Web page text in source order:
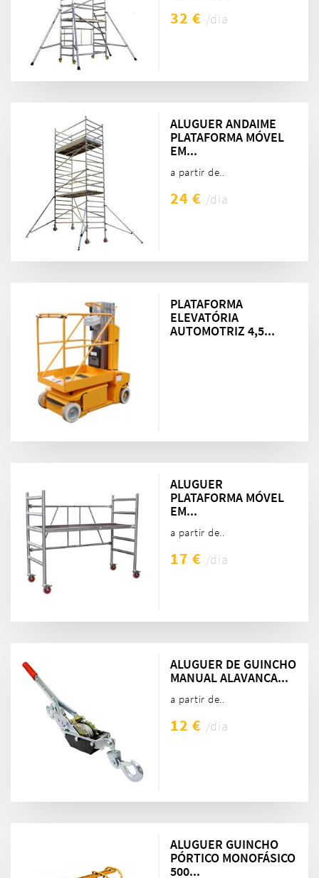
32 € /dia
ALUGUER ANDAIME
PLATAFORMA MÓVEL
EM...
a partir de..
24 € /dia
PLATAFORMA
ELEVATÓRIA
AUTOMOTRIZ 4,5...
ALUGUER
PLATAFORMA MÓVEL
EM...
a partir de..
17 € /dia
ALUGUER DE GUINCHO
MANUAL ALAVANCA...
a partir de..
12 € /dia
ALUGUER GUINCHO
PÓRTICO MONOFÁSICO
500...